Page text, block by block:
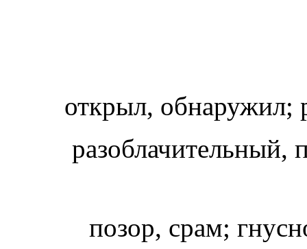
открыл, обнаружил;
позор, срам;